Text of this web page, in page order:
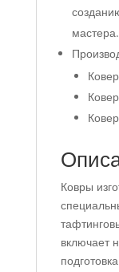
мастера.
Ковры
включает